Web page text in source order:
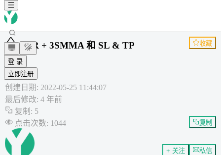
登 录
立即注册
SAR + 3SMMA 和 SL & TP 收藏
sma
SAR
通用策略
创建日期: 2022-05-25 11:44:07
最后修改: 4 年前
复制 : 5
点击次数: 1044 复制
+ 关注 私信